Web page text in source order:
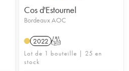
Cos d'Estournel
Bordeaux AOC
2022 T
Lot de 1 bouteille | 25 en
stock